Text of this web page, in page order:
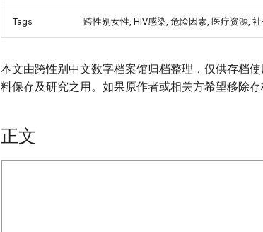
Tags 跨性别女性, HIV感染, 危险因素, 医疗资源,
本文由跨性别中文数字档案馆归档整理，仅供存档
料保存及研究之用。如果原作者或相关方希望移除
正文